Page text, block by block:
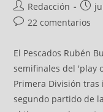
Redacción
22 comentarios
El Pescados Rubén
semifinales del 'play
Primera División tras
segundo partido de